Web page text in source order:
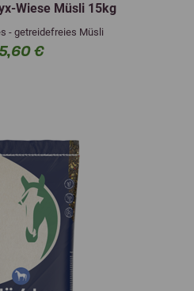
Wiese Müsli 15kg
- getreidefreies Müsli
€